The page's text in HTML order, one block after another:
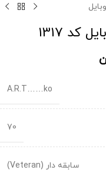
1317
A.R.T……ko
70
سابقه دار (Veteran)